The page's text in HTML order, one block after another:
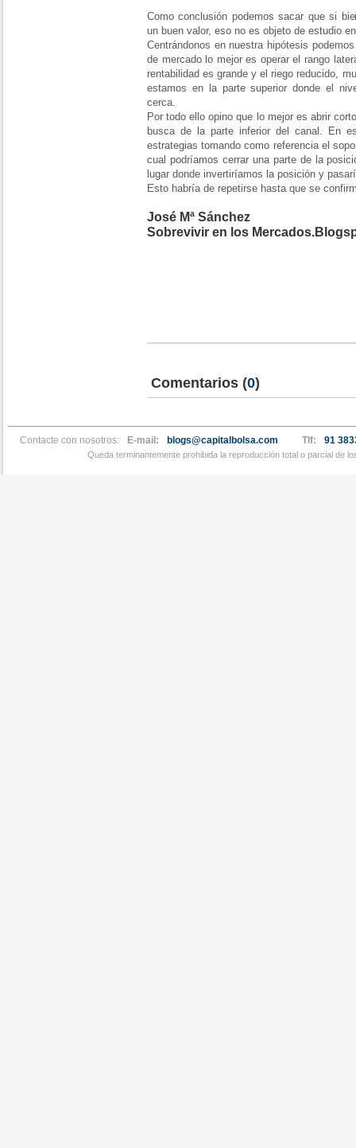
Como conclusión podemos sacar que si
un buen valor, eso no es objeto de estudio
Centrándonos en nuestra hipótesis
de mercado lo mejor es operar el rango
rentabilidad es grande y el riego reducido,
estamos en la parte superior donde el
cerca.
Por todo ello opino que lo mejor es abrir
busca de la parte inferior del canal. En
estrategias tomando como referencia el
cual podríamos cerrar una parte de la
lugar donde invertiríamos la posición y
Esto habría de repetirse hasta que se
José Mª Sánchez
Sobrevivir en los
Comentarios (0)
Contacte con nosotros: E-mail: blogs@capitalbolsa.com Tlf: 91
Queda terminantemente prohibida la reproducción total o parcial de